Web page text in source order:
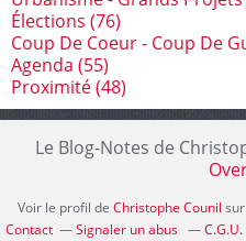
Élections (76)
Coup De Coeur - Coup De
Agenda (55)
Proximité(48)
Le Blog-Notes de
Voir le profil de Christophe Counil
Contact
Signaler un abus C.G.U.